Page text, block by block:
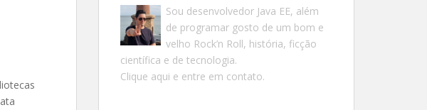
Sou desenvolvedor Java EE, além
de programar gosto de um bom e
velho Rock’n Roll, história, ficção
científica e de tecnologia.
Clique aqui e entre em contato.